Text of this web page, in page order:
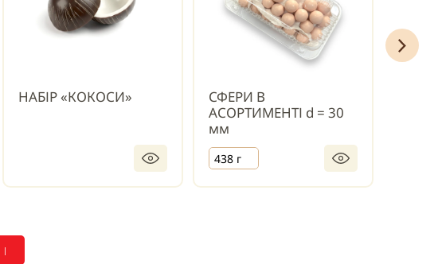
НАБІР «КОКОСИ»
СФЕРИ В
АСОРТИМЕНТІ d = 30
мм
438 г